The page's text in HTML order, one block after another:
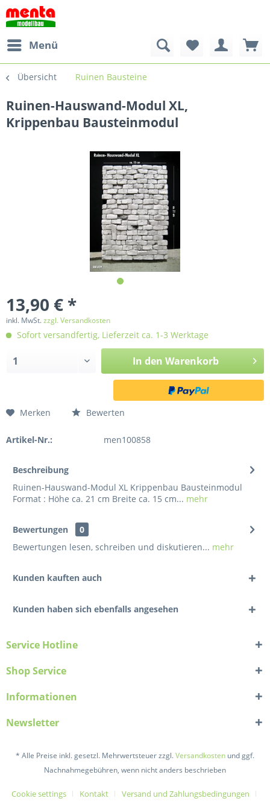
Menü
Übersicht Ruinen Bausteine
Ruinen-Hauswand-Modul XL,
Krippenbau Bausteinmodul
13,90 € *
inkl. MwSt.zzgl. Versandkosten
Sofort versandfertig, Lieferzeit ca. 1-3 Werktage
In den Warenkorb
Merken Bewerten
Artikel-Nr.: men100858
Beschreibung
Ruinen-Hauswand-Modul XL Krippenbau Bausteinmodul
Format : Höhe ca. 21 cm Breite ca. 15 cm... mehr
Bewertungen
0
Bewertungen lesen, schreiben und diskutieren... mehr
Kunden kauften auch
Kunden haben sich ebenfalls angesehen
Service Hotline
Shop Service
Informationen
Newsletter
* Alle Preise inkl. gesetzl. Mehrwertsteuer zzgl.Versandkosten und ggf.
Nachnahmegebühren, wenn nicht anders beschrieben
Cookie settings Kontakt
Versand und Zahlungsbedingungen